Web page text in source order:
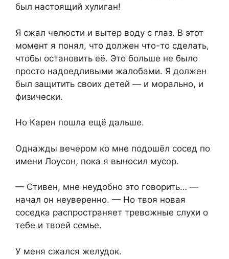
был настоящий хулиган!
Я сжал челюсти и вытер воду с глаз. В этот
момент я понял, что должен что-то сделать,
чтобы остановить её. Это больше не было
просто надоедливыми жалобами. Я должен
был защитить своих детей — и морально, и
физически.
Но Карен пошла ещё дальше.
Однажды вечером ко мне подошёл сосед по
имени Лоусон, пока я выносил мусор.
— Стивен, мне неудобно это говорить… —
начал он неуверенно. — Но твоя новая
соседка распространяет тревожные слухи о
тебе и твоей семье.
У меня сжался желудок.